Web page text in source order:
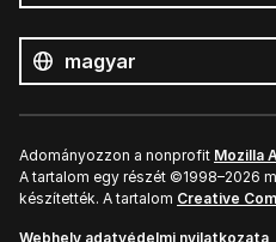
nyelv
Nyelv
Adományozzon a nonprofit Mozilla
A tartalom egy részét ©1998–2026
készítették. A tartalom Creative
Webhely adatvédelmi nyilatkozata